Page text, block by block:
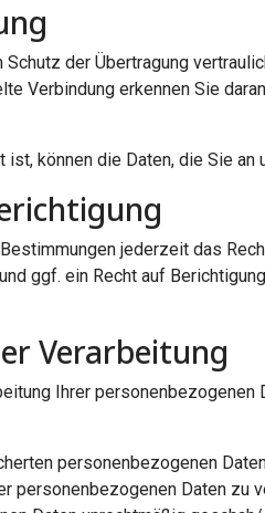
der Übertragung
Verbindung erkennen Sie
können die Daten, die Sie
jederzeit das
ggf. ein Recht auf
Verarbeitung
Ihrer
personenbezogenen
personenbezogenen Daten zu